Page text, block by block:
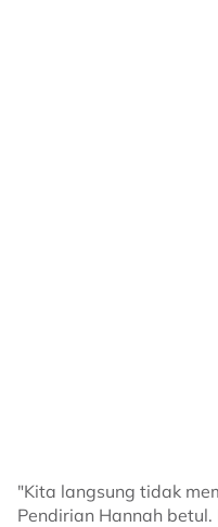
"Kita langsung tidak
Pendirian Hannah betul.